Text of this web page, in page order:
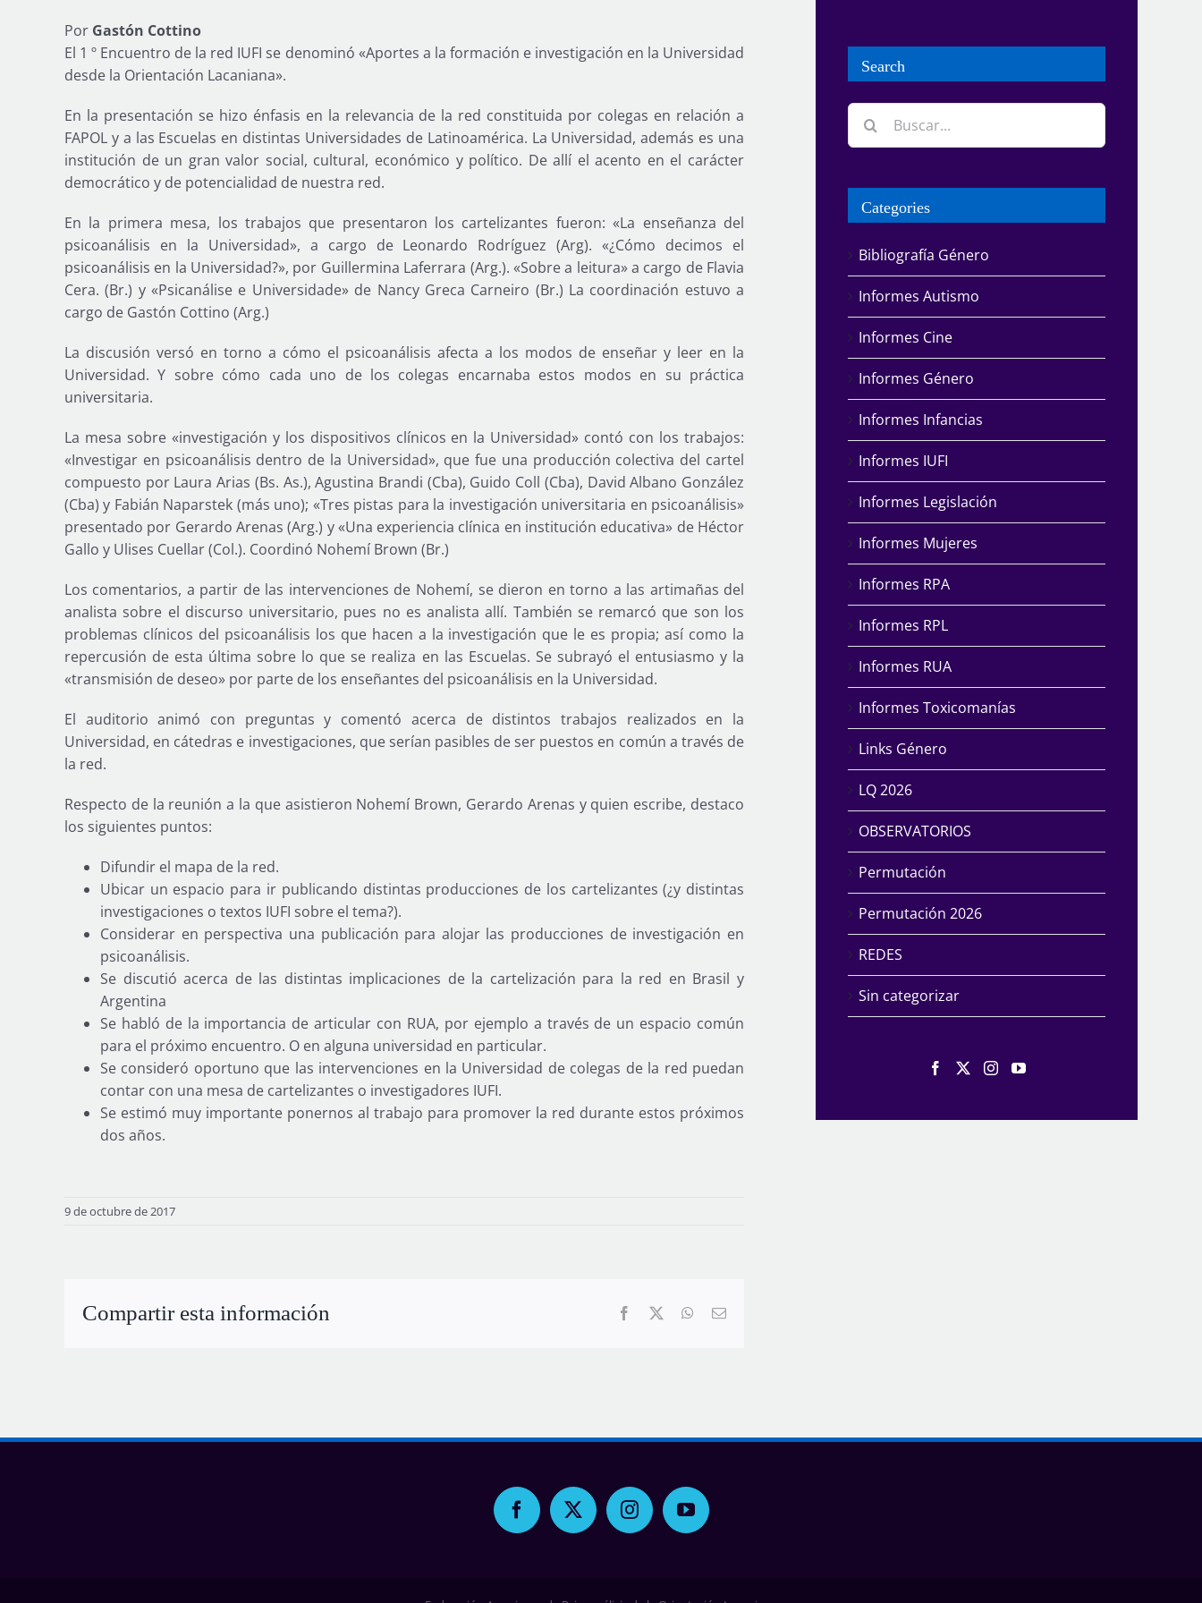
Por Gastón Cottino
El 1 º Encuentro de la red IUFI se denominó «Aportes a la formación e investigación en la Universidad
desde la Orientación Lacaniana».
En la presentación se hizo énfasis en la relevancia de la red constituida por colegas en relación a
FAPOL y a las Escuelas en distintas Universidades de Latinoamérica. La Universidad, además es una
institución de un gran valor social, cultural, económico y político. De allí el acento en el carácter
democrático y de potencialidad de nuestra red.
En la primera mesa, los trabajos que presentaron los cartelizantes fueron: «La enseñanza del
psicoanálisis en la Universidad», a cargo de Leonardo Rodríguez (Arg). «¿Cómo decimos el
psicoanálisis en la Universidad?», por Guillermina Laferrara (Arg.). «Sobre a leitura» a cargo de Flavia
Cera. (Br.) y «Psicanálise e Universidade» de Nancy Greca Carneiro (Br.) La coordinación estuvo a
cargo de Gastón Cottino (Arg.)
La discusión versó en torno a cómo el psicoanálisis afecta a los modos de enseñar y leer en la
Universidad. Y sobre cómo cada uno de los colegas encarnaba estos modos en su práctica
universitaria.
La mesa sobre «investigación y los dispositivos clínicos en la Universidad» contó con los trabajos:
«Investigar en psicoanálisis dentro de la Universidad», que fue una producción colectiva del cartel
compuesto por Laura Arias (Bs. As.), Agustina Brandi (Cba), Guido Coll (Cba), David Albano González
(Cba) y Fabián Naparstek (más uno); «Tres pistas para la investigación universitaria en psicoanálisis»
presentado por Gerardo Arenas (Arg.) y «Una experiencia clínica en institución educativa» de Héctor
Gallo y Ulises Cuellar (Col.). Coordinó Nohemí Brown (Br.)
Los comentarios, a partir de las intervenciones de Nohemí, se dieron en torno a las artimañas del
analista sobre el discurso universitario, pues no es analista allí. También se remarcó que son los
problemas clínicos del psicoanálisis los que hacen a la investigación que le es propia; así como la
repercusión de esta última sobre lo que se realiza en las Escuelas. Se subrayó el entusiasmo y la
«transmisión de deseo» por parte de los enseñantes del psicoanálisis en la Universidad.
El auditorio animó con preguntas y comentó acerca de distintos trabajos realizados en la
Universidad, en cátedras e investigaciones, que serían pasibles de ser puestos en común a través de
la red.
Respecto de la reunión a la que asistieron Nohemí Brown, Gerardo Arenas y quien escribe, destaco
los siguientes puntos:
Difundir el mapa de la red.
Ubicar un espacio para ir publicando distintas producciones de los cartelizantes (¿y distintas
investigaciones o textos IUFI sobre el tema?).
Considerar en perspectiva una publicación para alojar las producciones de investigación en
psicoanálisis.
Se discutió acerca de las distintas implicaciones de la cartelización para la red en Brasil y
Argentina
Se habló de la importancia de articular con RUA, por ejemplo a través de un espacio común
para el próximo encuentro. O en alguna universidad en particular.
Se consideró oportuno que las intervenciones en la Universidad de colegas de la red puedan
contar con una mesa de cartelizantes o investigadores IUFI.
Se estimó muy importante ponernos al trabajo para promover la red durante estos próximos
dos años.
9 de octubre de 2017
Compartir esta información Facebook WhatsApp
Correo
Search
Buscar:
Categories
Bibliografía Género
Informes Autismo
Informes Cine
Informes Género
Informes Infancias
Informes IUFI
Informes Legislación
Informes Mujeres
Informes RPA
Informes RPL
Informes RUA
Informes Toxicomanías
Links Género
LQ 2026
OBSERVATORIOS
Permutación
Permutación 2026
REDES
Sin categorizar